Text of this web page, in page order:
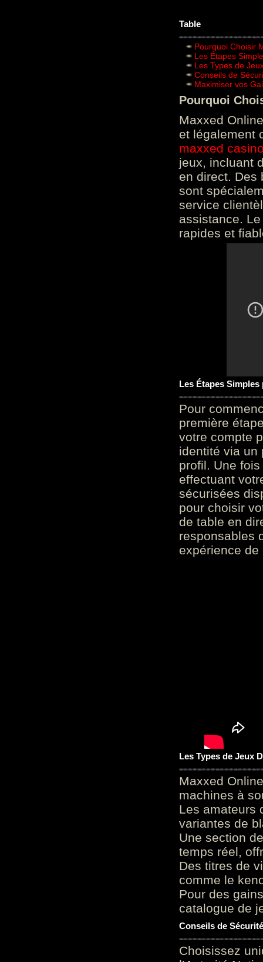
Table
Pourquoi Choisir
Les Étapes
Les Types de
Conseils de
Maximiser vos
Pourquoi
Maxxed
et légalement
maxxed
jeux, incluant
en direct. Des
sont
service
assistance.
rapides et
Les Étapes
Pour
première
votre compte
identité via un
profil. Une
effectuant
sécurisées
pour choisir
de table en
responsables
expérience
Les Types de Jeux
Maxxed
machines à
Les amateurs
variantes de
Une section
temps réel,
Des titres de
comme le
Pour des
catalogue de
Conseils de
Choisissez